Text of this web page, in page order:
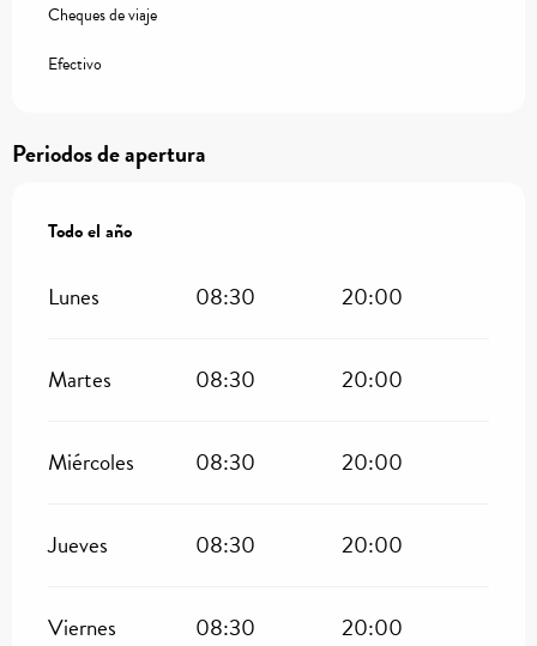
Cheques de viaje
Efectivo
Periodos de apertura
Todo el año
Todo el año
Lunes 08:30 20:00
Martes 08:30 20:00
Miércoles 08:30 20:00
Jueves 08:30 20:00
Viernes 08:30 20:00